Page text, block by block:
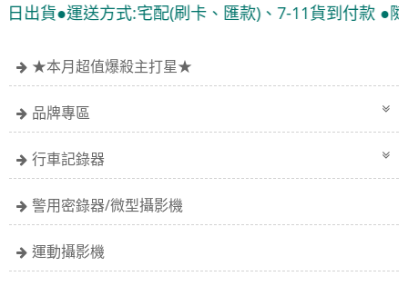
送方式:宅配(刷卡、匯款)、7-11貨到付款 ●隨貨附發
★本月超值爆殺主打星★
品牌專區
行車記錄器
警用密錄器/微型攝影機
運動攝影機